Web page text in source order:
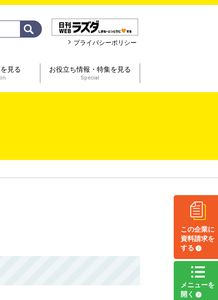
プライバシーポリシー
見る お役立ち情報・特集を見る
Special
この企業に
資料請求を
する
メニューを
開く